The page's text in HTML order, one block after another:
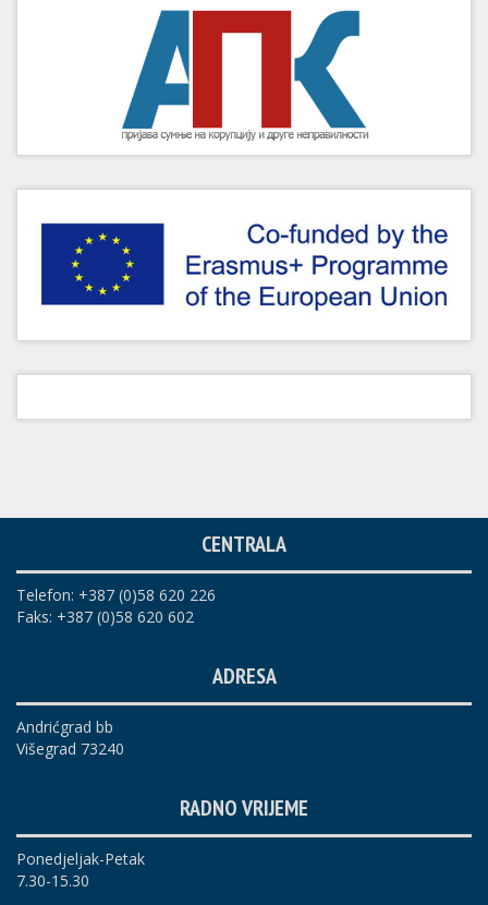
CENTRALA
Telefon: +387 (0)58 620 226
Faks: +387 (0)58 620 602
ADRESA
Andrićgrad bb
Višegrad 73240
RADNO VRIJEME
Ponedjeljak-Petak
7.30-15.30